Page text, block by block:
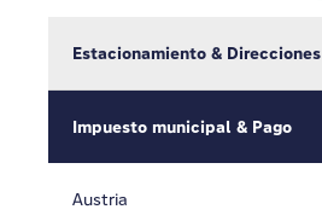
Estacionamiento & Direcciones
Impuesto municipal & Pago
Austria